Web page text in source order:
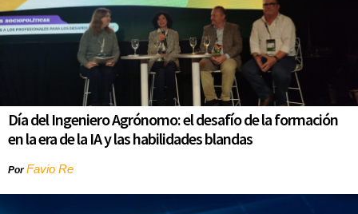
Día del Ingeniero Agrónomo: el desafío de la formación
en la era de la IA y las habilidades blandas
PorFavio Re